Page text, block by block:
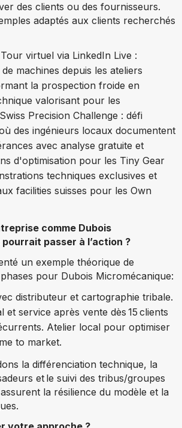
des clients ou des fournisseurs.
adaptés aux clients recherchés
virtuel via LinkedIn Live :
machines depuis les ateliers
la prospection froide en
valorisant pour les
Precision Challenge : défi
des ingénieurs locaux documentent
avec analyse gratuite et
d'optimisation pour les Tiny Gear
techniques exclusives et
facilities suisses pour les Own
comme Dubois
passer à l’action ?
un exemple théorique de
pour Dubois Micromécanique:
distributeur et cartographie tribale.
et service après vente dès 15 clients
Atelier local pour optimiser
to market.
la différenciation technique, la
et le suivi des tribus/groupes
la résilience du modèle et la